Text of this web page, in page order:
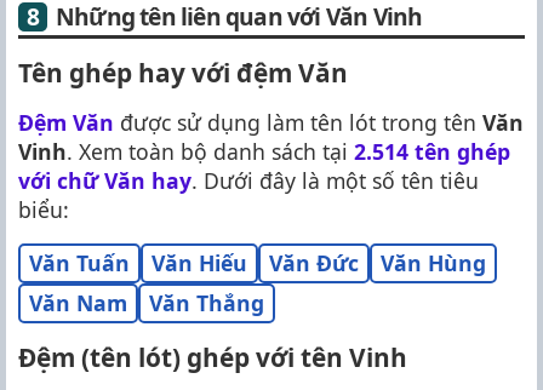
Những tên liên quan với Văn Vinh
Tên ghép hay với đệm Văn
Đệm Văn được sử dụng làm tên lót trong tên Văn
Vinh. Xem toàn bộ danh sách tại 2.514 tên ghép
với chữ Văn hay. Dưới đây là một số tên tiêu
biểu:
Văn Tuấn
Văn Hiếu Văn Đức
Văn Hùng
Văn Nam
Văn Thắng
Đệm (tên lót) ghép với tên Vinh